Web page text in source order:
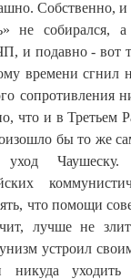
Собственно, и
не собирался, а
и подавно - вот
времени сгнил
сопротивления
что и в Третьем
бы то же
Чаушеску.
что помощи
лучше не
устроил
никуда уходить